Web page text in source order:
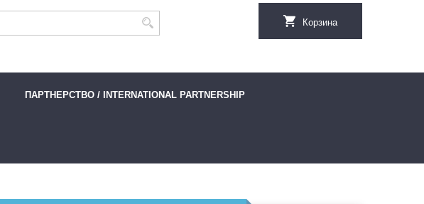
Корзина
ПАРТНЕРСТВО / INTERNATIONAL PARTNERSHIP